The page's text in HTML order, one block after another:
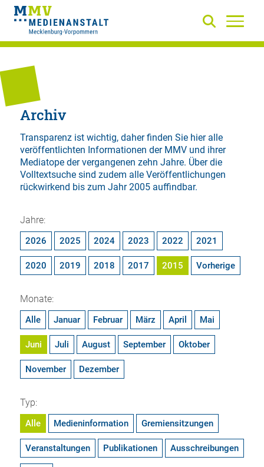
Archiv
Transparenz ist wichtig, daher finden Sie hier alle
veröffentlichten Informationen der MMV und ihrer
Mediatope der vergangenen zehn Jahre. Über die
Volltextsuchesind zudem alle Veröffentlichungen
rückwirkend bis zum Jahr 2005 auffindbar.
Jahre:
2026 2025 2024 2023 2022 2021
2020 2019 2018 2017 2015 Vorherige
Monate:
Alle Januar Februar März April Mai
Juni Juli August September Oktober
November Dezember
Typ:
Alle Medieninformation Gremiensitzungen
Veranstaltungen Publikationen Ausschreibungen